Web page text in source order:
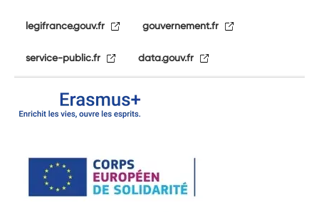
legifrance.gouv.fr gouvernement.fr
service-public.fr data.gouv.fr